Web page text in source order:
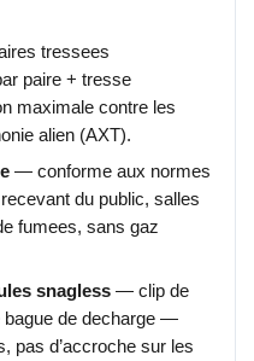
tressees
paire + tresse
maximale contre les
alien (AXT).
— conforme aux normes
du public, salles
fumees, sans gaz
snagless — clip de
bague de decharge —
pas d’accroche sur les